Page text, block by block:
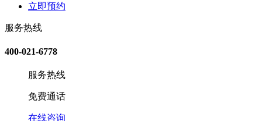
立即预约
服务热线
400-021-6778
服务热线
免费通话
在线咨询